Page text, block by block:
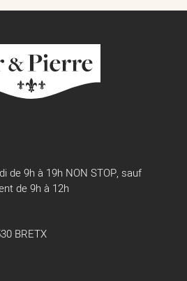
de 9h à 19h NON STOP, sauf
de 9h à 12h
BRETX